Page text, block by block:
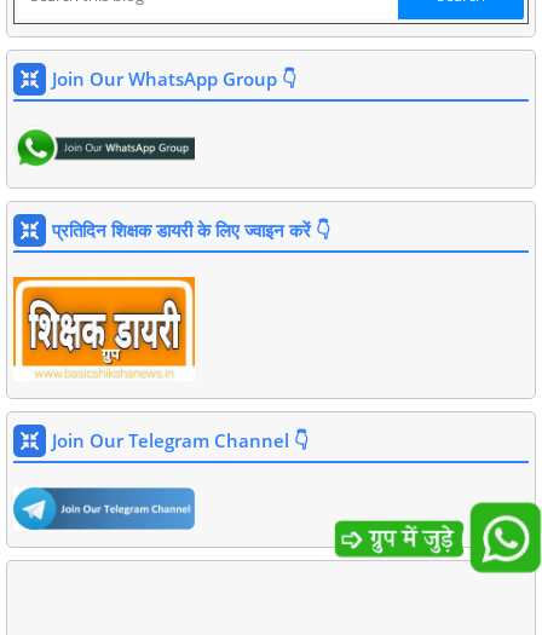
Join Our WhatsApp Group 👇
प्रतिदिन शिक्षक डायरी के लिए ज्वाइन करें 👇
Join Our Telegram Channel 👇